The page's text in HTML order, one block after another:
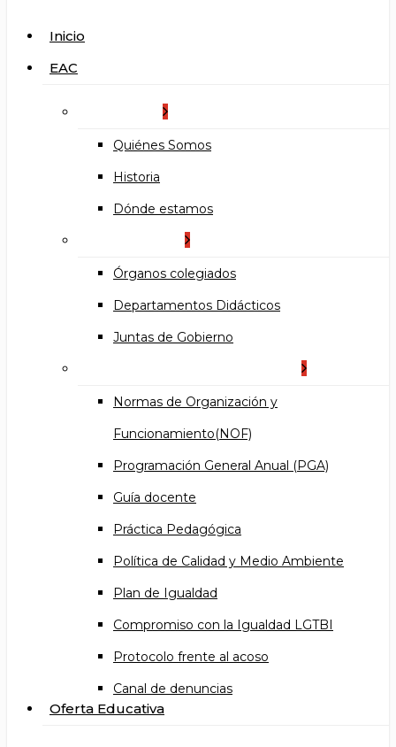
search
Menu
Inicio
EAC
Quiénes Somos
Historia
Dónde estamos
Órganos colegiados
Departamentos Didácticos
Juntas de Gobierno
Normas de Organización y
Funcionamiento(NOF)
Programación General Anual (PGA)
Guía docente
Práctica Pedagógica
Política de Calidad y Medio Ambiente
Plan de Igualdad
Compromiso con la Igualdad LGTBI
Protocolo frente al acoso
Canal de denuncias
Oferta Educativa